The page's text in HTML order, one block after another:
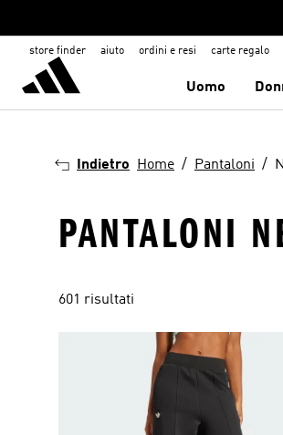
store finder aiuto ordini e resi carte regalo
Uomo
Indietro Home Pantaloni
PANTALONI
601 risultati